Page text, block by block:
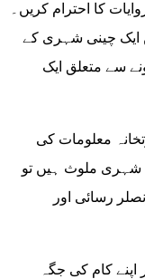
کا احترام کریں۔
ایک چینی شہری کے
سے متعلق ایک
معلومات کی
شہری ملوث ہیں تو
رسائی اور
اپنے کام کی جگہ